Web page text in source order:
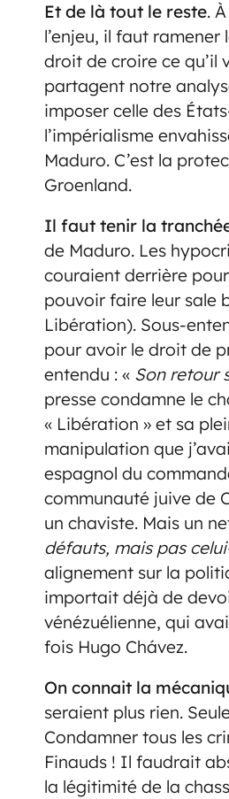
Et de là tout le reste.
l’enjeu, il faut
droit de croire ce qu’il
partagent notre
imposer celle des
l’impérialisme
Maduro. C’est la
Groenland.
Il faut tenir la
de Maduro. Les
couraient derrière
pouvoir faire leur sale
Libération). Sous-
pour avoir le droit de
entendu : « Son retour
presse condamne le
« Libération » et sa
manipulation que
espagnol du
communauté juive de
un chaviste. Mais un
défauts, mais pas
alignement sur la
importait déjà de
vénézuélienne, qui
fois Hugo Chávez.
On connait la
seraient plus rien.
Condamner tous les
Finauds ! Il faudrait
la légitimité de la